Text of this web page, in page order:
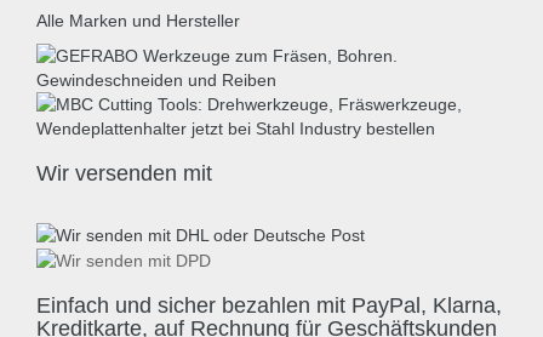
Alle Marken und Hersteller
Wir versenden mit
Einfach und sicher bezahlen mit PayPal, Klarna,
Kreditkarte, auf Rechnung für Geschäftskunden